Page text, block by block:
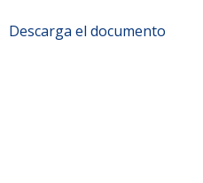
Descarga el documento